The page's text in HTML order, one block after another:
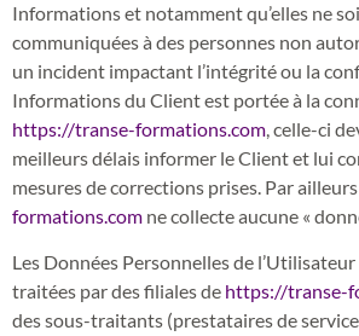
Informations et notamment qu’elles ne
communiquées à des personnes non
un incident impactant l’intégrité ou la
Informations du Client est portée à la
https://transe-formations.com, celle-ci
meilleurs délais informer le Client et lui
mesures de corrections prises. Par ailleurs
formations.com ne collecte aucune «
Les Données Personnelles de
traitées par des filiales de https://transe-
des sous-traitants (prestataires de